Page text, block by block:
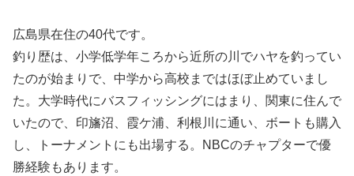
広島県在住の40代です。
釣り歴は、小学低学年ころから近所の川でハヤを釣ってい
たのが始まりで、中学から高校まではほぼ止めていまし
た。大学時代にバスフィッシングにはまり、関東に住んで
いたので、印旛沼、霞ケ浦、利根川に通い、ボートも購入
し、トーナメントにも出場する。NBCのチャプターで優
勝経験もあります。